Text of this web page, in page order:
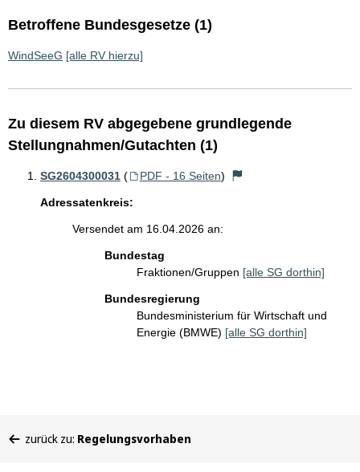
Betroffene Bundesgesetze (1)
WindSeeG [alle RV hierzu]
Zu diesem RV abgegebene grundlegende
Stellungnahmen/Gutachten (1)
SG2604300031 ( PDF - 16 Seiten)
Adressatenkreis:
Versendet am 16.04.2026 an:
Bundestag
Fraktionen/Gruppen [alle SG dorthin]
Bundesregierung
Bundesministerium für Wirtschaft und
Energie (BMWE) [alle SG dorthin]
befinden
zurück zu: Regelungsvorhaben